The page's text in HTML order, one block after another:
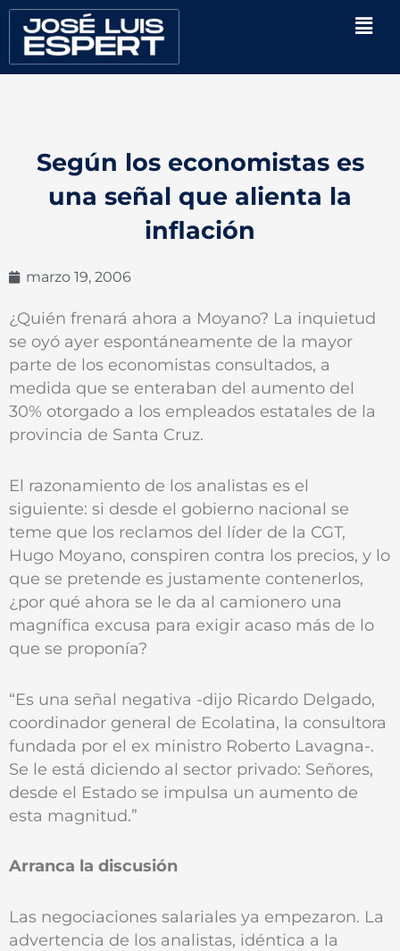
contenido
Según los economistas es
una señal que alienta la
inflación
marzo 19, 2006
¿Quién frenará ahora a Moyano? La inquietud
se oyó ayer espontáneamente de la mayor
parte de los economistas consultados, a
medida que se enteraban del aumento del
30% otorgado a los empleados estatales de la
provincia de Santa Cruz.
El razonamiento de los analistas es el
siguiente: si desde el gobierno nacional se
teme que los reclamos del líder de la CGT,
Hugo Moyano, conspiren contra los precios, y lo
que se pretende es justamente contenerlos,
¿por qué ahora se le da al camionero una
magnífica excusa para exigir acaso más de lo
que se proponía?
“Es una señal negativa -dijo Ricardo Delgado,
coordinador general de Ecolatina, la consultora
fundada por el ex ministro Roberto Lavagna-.
Se le está diciendo al sector privado: Señores,
desde el Estado se impulsa un aumento de
esta magnitud.”
Arranca la discusión
Las negociaciones salariales ya empezaron. La
advertencia de los analistas, idéntica a la